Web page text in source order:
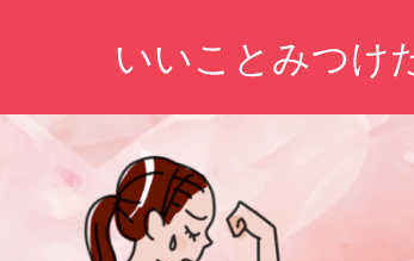
ン
いいことみつけ